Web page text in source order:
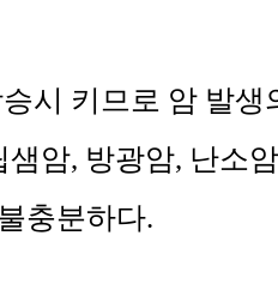
시 키므로 암 발
샘암, 방광암, 난소
충분하다.